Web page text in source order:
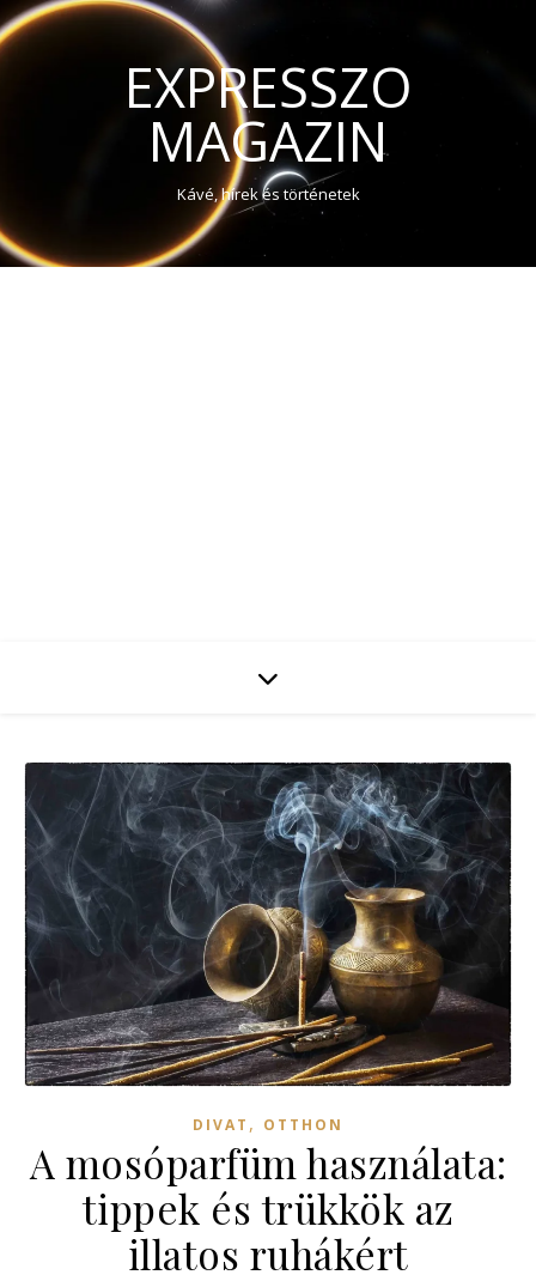
EXPRESSZO
MAGAZIN
Kávé, hírek és történetek
DIVAT , OTTHON
A mosóparfüm használata:
tippek és trükkök az
illatos ruhákért